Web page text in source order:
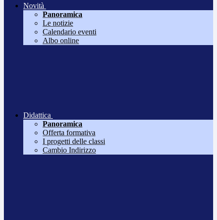
Novità
Panoramica
Le notizie
Calendario eventi
Albo online
Didattica
Panoramica
Offerta formativa
I progetti delle classi
Cambio Indirizzo